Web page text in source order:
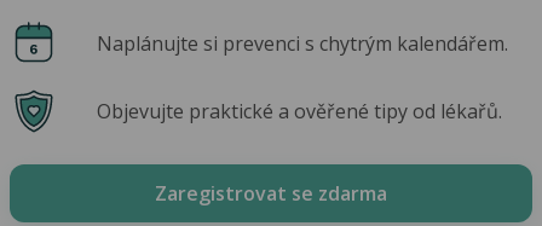
Naplánujte si prevenci s chytrým kalendářem.
Objevujte praktické a ověřené tipy od lékařů.
Zaregistrovat se zdarma